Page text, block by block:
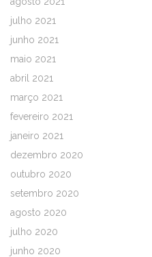
julho 2021
junho 2021
maio 2021
abril 2021
março 2021
fevereiro 2021
janeiro 2021
dezembro 2020
outubro 2020
setembro 2020
agosto 2020
julho 2020
junho 2020